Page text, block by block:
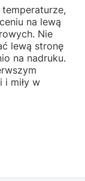
na lewą
Nie
lewą stronę
na nadruku.
i miły w